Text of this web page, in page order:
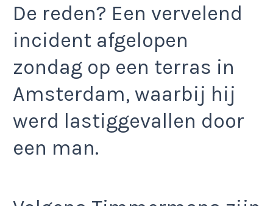
De reden? Een vervelend
incident afgelopen
zondag op een terras in
Amsterdam, waarbij hij
werd lastiggevallen door
een man.